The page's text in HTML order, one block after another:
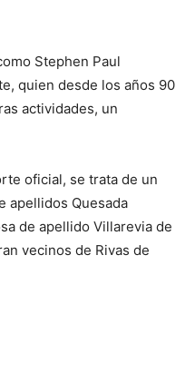
Stephen Paul
quien desde los años 90
actividades, un
oficial, se trata de un
apellidos Quesada
de apellido Villarevia de
vecinos de Rivas de